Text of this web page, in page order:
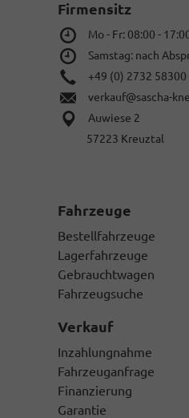
Firmensitz
Mo - Fr: 08:00 -
Samstag: nach
+49 (0) 2732 58300
verkauf@sascha-
Auwiese 2
57223 Kreuztal
Fahrzeuge
Bestellfahrzeuge
Lagerfahrzeuge
Gebrauchtwagen
Fahrzeugsuche
Verkauf
Inzahlungnahme
Fahrzeuganfrage
Finanzierung
Garantie